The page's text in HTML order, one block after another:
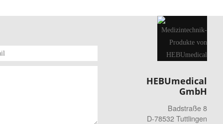
HEBUmedical
GmbH
Badstraße 8
D-78532 Tuttlingen